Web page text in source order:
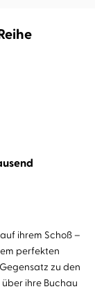
ihrem Schoß –
perfekten
zu den
ihre Buchau